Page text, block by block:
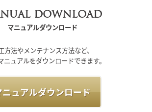
DOWNLOAD
マニュアルダウンロード
方法やメンテナンス方法など、
ニュアルをダウンロードできます。
ニュアルダウンロード